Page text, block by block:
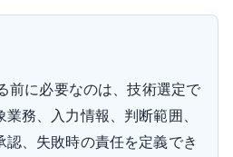
前に必要なのは、技術選定で
務、入力情報、判断範囲、
、失敗時の責任を定義でき